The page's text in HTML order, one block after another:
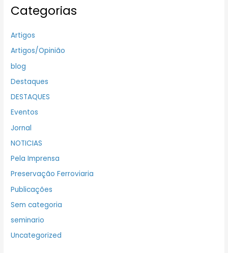
Categorias
Artigos
Artigos/Opinião
blog
Destaques
DESTAQUES
Eventos
Jornal
NOTICIAS
Pela Imprensa
Preservação Ferroviaria
Publicações
Sem categoria
seminario
Uncategorized